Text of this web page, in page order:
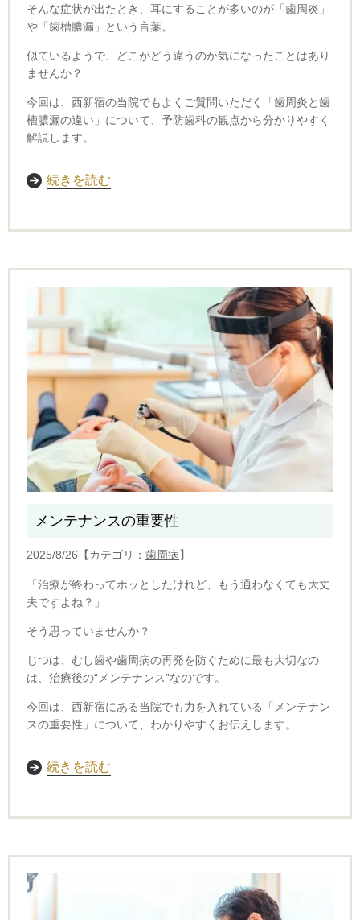
そんな症状が出たとき、耳にすることが多いのが「歯周炎」
や「歯槽膿漏」という言葉。
似ているようで、どこがどう違うのか気になったことはあり
ませんか？
今回は、西新宿の当院でもよくご質問いただく「歯周炎と歯
槽膿漏の違い」について、予防歯科の観点から分かりやすく
解説します。
続きを読む
メンテナンスの重要性
2025/8/26【カテゴリ： 歯周病】
「治療が終わってホッとしたけれど、もう通わなくても大丈
夫ですよね？」
そう思っていませんか？
じつは、むし歯や歯周病の再発を防ぐために最も大切なの
は、治療後の“メンテナンス”なのです。
今回は、西新宿にある当院でも力を入れている「メンテナン
スの重要性」について、わかりやすくお伝えします。
続きを読む